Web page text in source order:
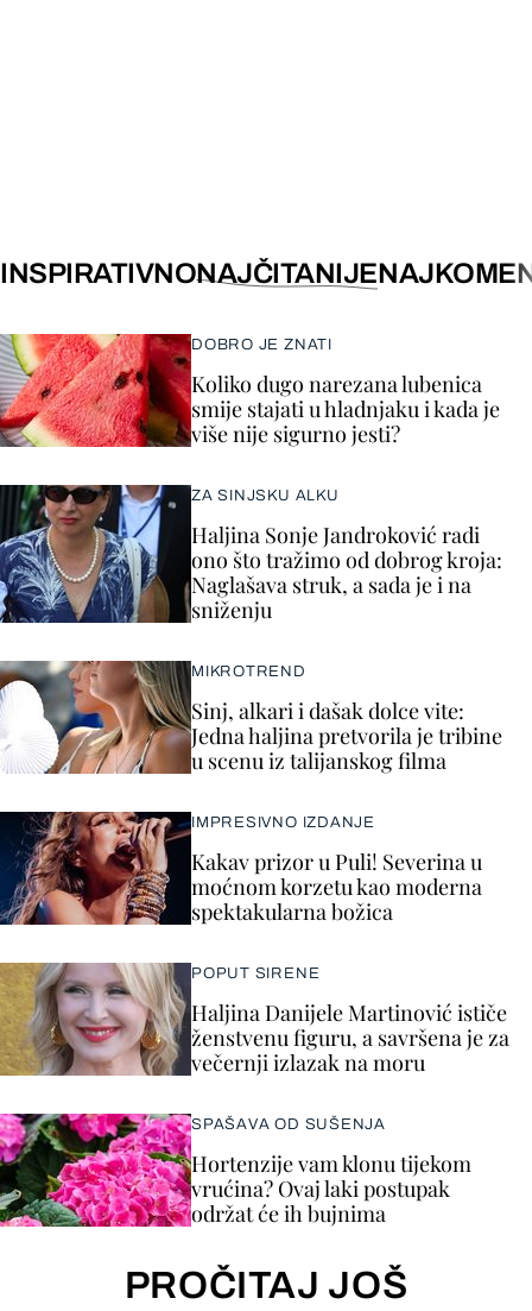
INSPIRATIVNONAJČITANIJE
DOBRO JE ZNATI
Koliko dugo narezana lubenica
smije stajati u hladnjaku i kada je
više nije sigurno jesti?
ZA SINJSKU ALKU
Haljina Sonje Jandroković radi
ono što tražimo od dobrog kroja:
Naglašava struk, a sada je i na
sniženju
MIKROTREND
Sinj, alkari i dašak dolce vite:
Jedna haljina pretvorila je tribine
u scenu iz talijanskog filma
IMPRESIVNO IZDANJE
Kakav prizor u Puli! Severina u
moćnom korzetu kao moderna
spektakularna božica
POPUT SIRENE
Haljina Danijele Martinović ističe
ženstvenu figuru, a savršena je za
večernji izlazak na moru
SPAŠAVA OD SUŠENJA
Hortenzije vam klonu tijekom
vrućina? Ovaj laki postupak
održat će ih bujnima
PROČITAJ JOŠ